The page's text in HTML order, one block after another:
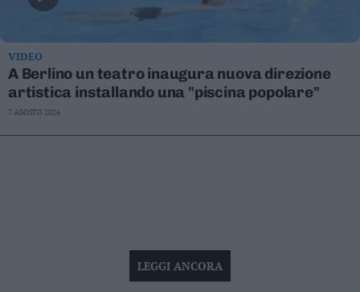
VIDEO
A Berlino un teatro inaugura nuova direzione
artistica installando una "piscina popolare"
7 AGOSTO 2026
LEGGI ANCORA